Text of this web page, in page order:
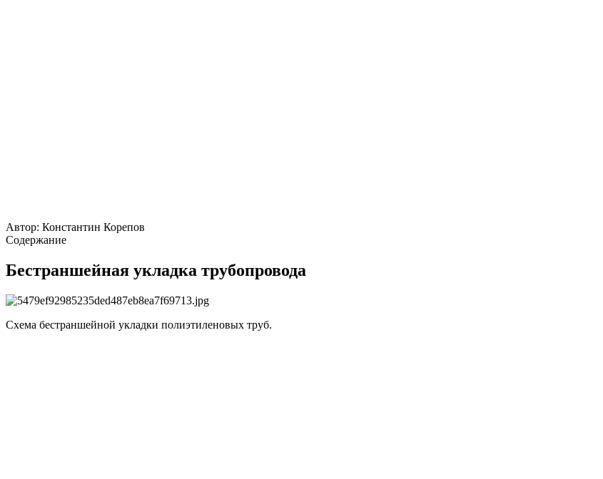
Автор: Константин Корепов
Содержание
Бестраншейная укладка трубопровода
Схема бестраншейной укладки полиэтиленовых труб.